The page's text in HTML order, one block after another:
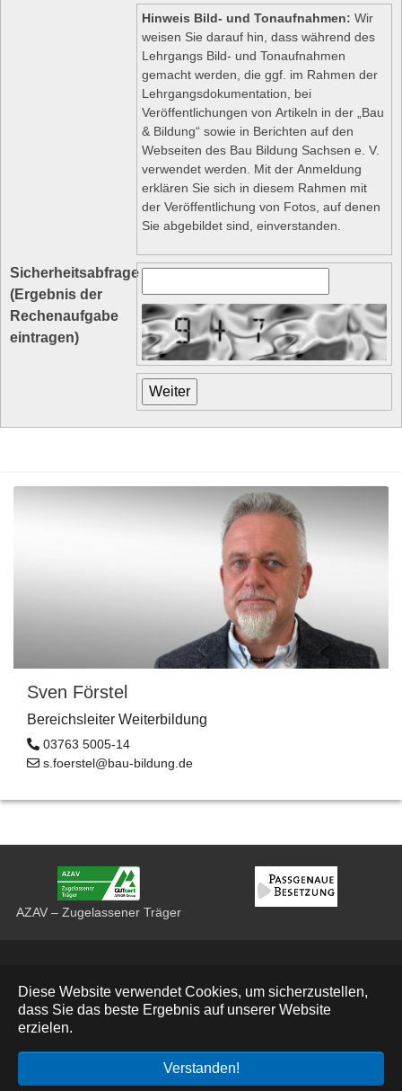
Diese Website verwendet Cookies, um sicherzustellen,
dass Sie das beste Ergebnis auf unserer Website
erzielen.
Verstanden!
Hinweis Bild- und Tonaufnahmen: Wir
weisen Sie darauf hin, dass während des
Lehrgangs Bild- und Tonaufnahmen
gemacht werden, die ggf. im Rahmen der
Lehrgangsdokumentation, bei
Veröffentlichungen von Artikeln in der „Bau
& Bildung“ sowie in Berichten auf den
Webseiten des Bau Bildung Sachsen e. V.
verwendet werden. Mit der Anmeldung
erklären Sie sich in diesem Rahmen mit
der Veröffentlichung von Fotos, auf denen
Sie abgebildet sind, einverstanden.
Sicherheitsabfrage
(Ergebnis der
Rechenaufgabe
eintragen)
Sven Förstel
Bereichsleiter Weiterbildung
03763 5005-14
s.foerstel@bau-bildung.de
AZAV – Zugelassener Träger
Impressum
Deutsch
© 2026 Bau Bildung Sachsen e. V.